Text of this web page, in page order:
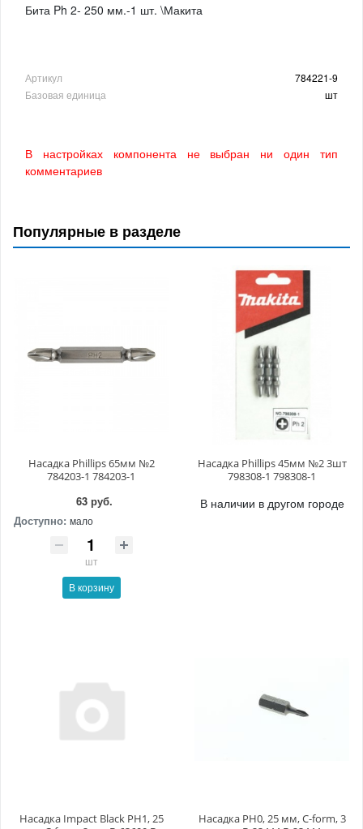
Бита Ph 2- 250 мм.-1 шт. \Макита
Артикул
784221-9
Базовая единица
шт
В настройках компонента не выбран ни один тип
комментариев
Популярные в разделе
Насадка Phillips 65мм №2
784203-1 784203-1
63 руб.
Доступно: мало
шт
В корзину
Насадка Phillips 45мм №2 3шт
798308-1 798308-1
В наличии в другом городе
Насадка Impact Black PH1, 25
Насадка PH0, 25 мм, C-form, 3